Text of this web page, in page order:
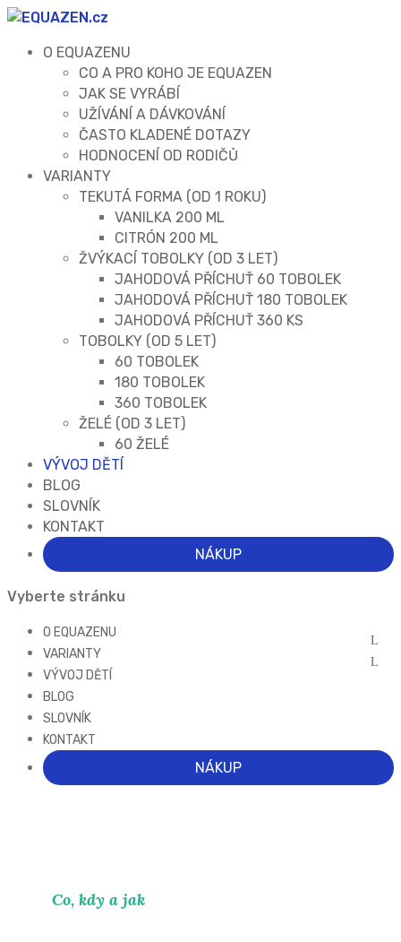
O EQUAZENU
CO A PRO KOHO JE EQUAZEN
JAK SE VYRÁBÍ
UŽÍVÁNÍ A DÁVKOVÁNÍ
ČASTO KLADENÉ DOTAZY
HODNOCENÍ OD RODIČŮ
VARIANTY
TEKUTÁ FORMA (OD 1 ROKU)
VANILKA 200 ML
CITRÓN 200 ML
ŽVÝKACÍ TOBOLKY (OD 3 LET)
JAHODOVÁ PŘÍCHUŤ 60 TOBOLEK
JAHODOVÁ PŘÍCHUŤ 180 TOBOLEK
JAHODOVÁ PŘÍCHUŤ 360 KS
TOBOLKY (OD 5 LET)
60 TOBOLEK
180 TOBOLEK
360 TOBOLEK
ŽELÉ (OD 3 LET)
60 ŽELÉ
VÝVOJ DĚTÍ
BLOG
SLOVNÍK
KONTAKT
NÁKUP
Vyberte stránku
O EQUAZENU
VARIANTY
VÝVOJ DĚTÍ
BLOG
SLOVNÍK
KONTAKT
NÁKUP
Co, kdy a jak